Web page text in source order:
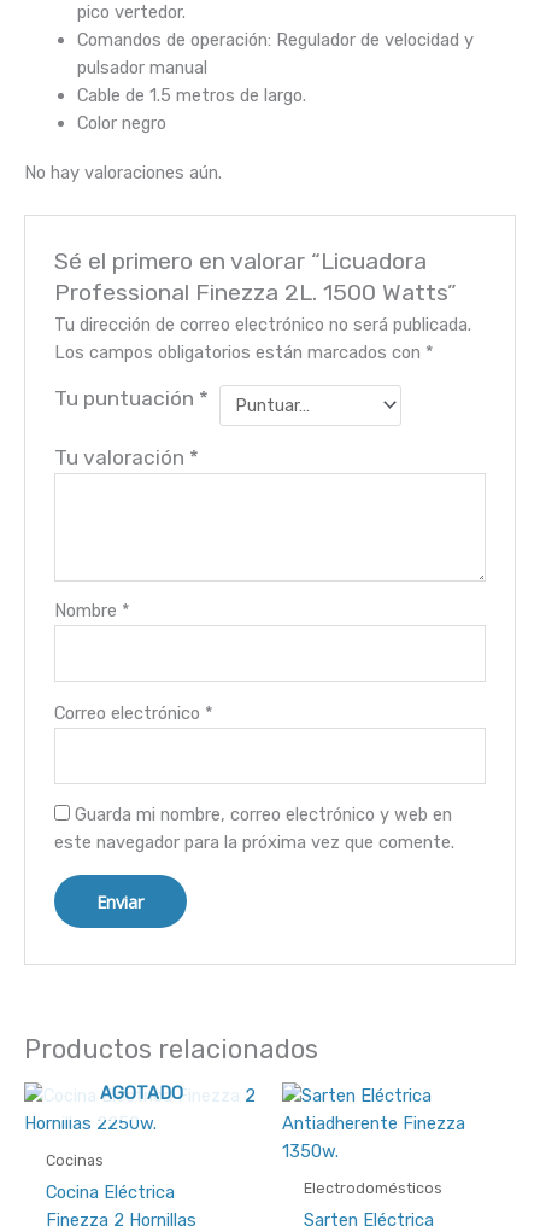
pico vertedor.
Comandos de operación: Regulador de velocidad y
pulsador manual
Cable de 1.5 metros de largo.
Color negro
No hay valoraciones aún.
Sé el primero en valorar “Licuadora
Professional Finezza 2L. 1500 Watts”
Tu dirección de correo electrónico no será publicada.
Los campos obligatorios están marcados con *
Tu puntuación *
Tu valoración *
Nombre *
Correo electrónico *
Guarda mi nombre, correo electrónico y web en
este navegador para la próxima vez que comente.
Productos relacionados
AGOTADO
Cocinas
Cocina Eléctrica
Finezza 2 Hornillas
Electrodomésticos
Sarten Eléctrica